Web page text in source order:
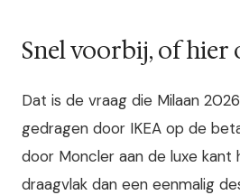
Snel voorbij, of hier
Dat is de vraag die Milaan
gedragen door IKEA op de
door Moncler aan de luxe
draagvlak dan een eenmalig